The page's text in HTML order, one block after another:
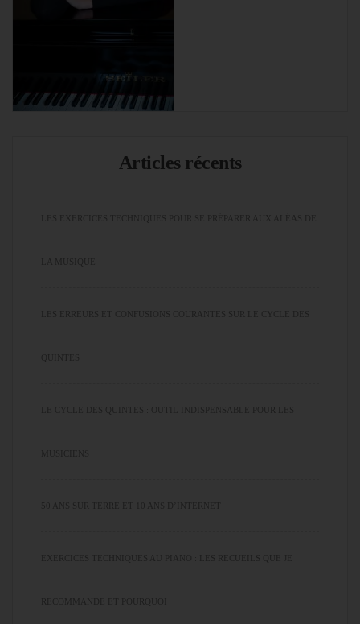
Articles récents
LES EXERCICES TECHNIQUES POUR SE PRÉPARER AUX ALÉAS DE
LA MUSIQUE
LES ERREURS ET CONFUSIONS COURANTES SUR LE CYCLE DES
QUINTES
LE CYCLE DES QUINTES : OUTIL INDISPENSABLE POUR LES
MUSICIENS
50 ANS SUR TERRE ET 10 ANS D’INTERNET
EXERCICES TECHNIQUES AU PIANO : LES RECUEILS QUE JE
RECOMMANDE ET POURQUOI